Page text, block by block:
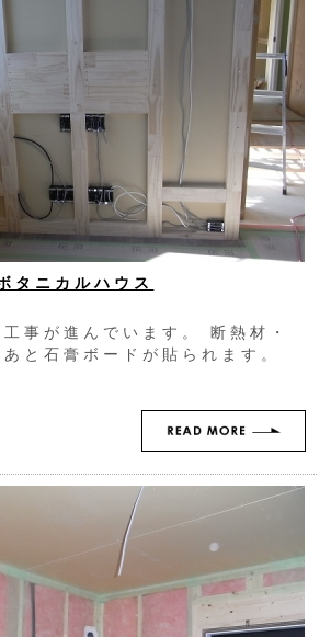
タニカルハウス
事が進んでいます。 断熱材・
と石膏ボードが貼られます。